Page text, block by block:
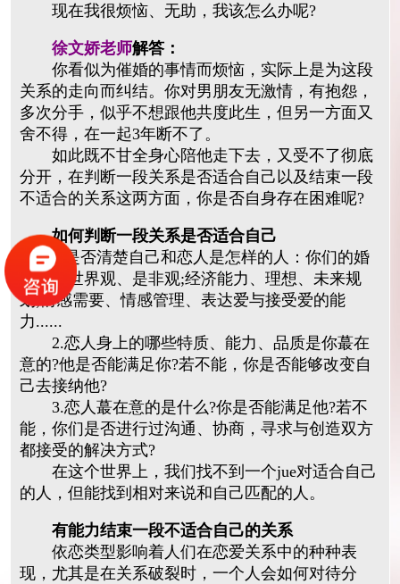
现在我很烦恼、无助，我该怎么办呢?
徐文娇老师解答：
你看似为催婚的事情而烦恼，实际上是为这段
关系的走向而纠结。你对男朋友无激情，有抱怨，
多次分手，似乎不想跟他共度此生，但另一方面又
舍不得，在一起3年断不了。
如此既不甘全身心陪他走下去，又受不了彻底
分开，在判断一段关系是否适合自己以及结束一段
不适合的关系这两方面，你是否自身存在困难呢?
如何判断一段关系是否适合自己
1.是否清楚自己和恋人是怎样的人：你们的婚
恋观、世界观、是非观;经济能力、理想、未来规
划;情感需要、情感管理、表达爱与接受爱的能
力......
2.恋人身上的哪些特质、能力、品质是你蕞在
意的?他是否能满足你?若不能，你是否能够改变自
己去接纳他?
3.恋人蕞在意的是什么?你是否能满足他?若不
能，你们是否进行过沟通、协商，寻求与创造双方
都接受的解决方式?
在这个世界上，我们找不到一个jue对适合自己
的人，但能找到相对来说和自己匹配的人。
有能力结束一段不适合自己的关系
依恋类型影响着人们在恋爱关系中的种种表
现，尤其是在关系破裂时，一个人会如何对待分